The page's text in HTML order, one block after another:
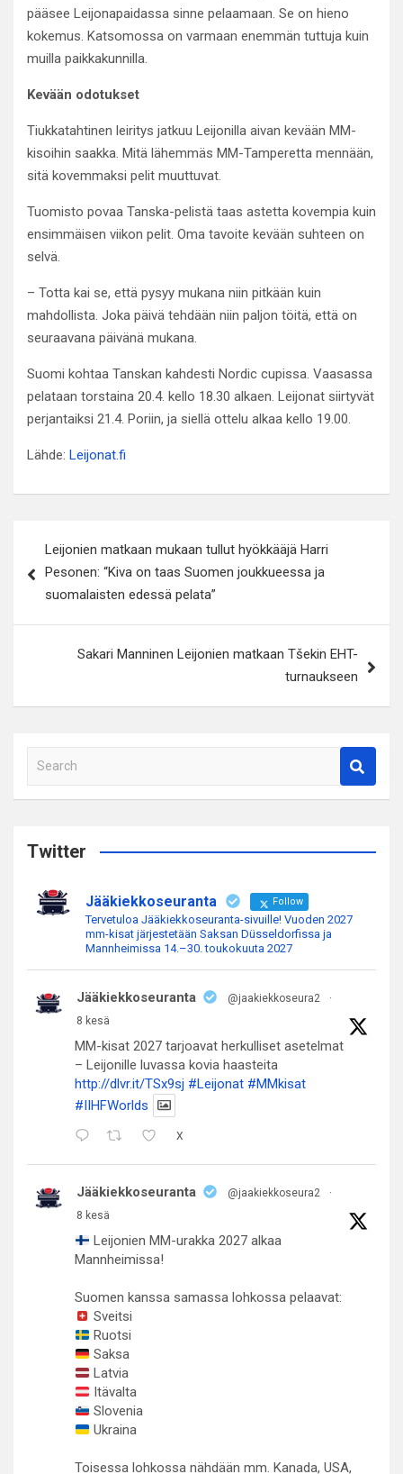
pääsee Leijonapaidassa sinne pelaamaan. Se on hieno
kokemus. Katsomossa on varmaan enemmän tuttuja kuin
muilla paikkakunnilla.
Kevään odotukset
Tiukkatahtinen leiritys jatkuu Leijonilla aivan kevään MM-
kisoihin saakka. Mitä lähemmäs MM-Tamperetta mennään,
sitä kovemmaksi pelit muuttuvat.
Tuomisto povaa Tanska-pelistä taas astetta kovempia kuin
ensimmäisen viikon pelit. Oma tavoite kevään suhteen on
selvä.
– Totta kai se, että pysyy mukana niin pitkään kuin
mahdollista. Joka päivä tehdään niin paljon töitä, että on
seuraavana päivänä mukana.
Suomi kohtaa Tanskan kahdesti Nordic cupissa. Vaasassa
pelataan torstaina 20.4. kello 18.30 alkaen. Leijonat siirtyvät
perjantaiksi 21.4. Poriin, ja siellä ottelu alkaa kello 19.00.
Lähde: Leijonat.fi
selaus
Leijonien matkaan mukaan tullut hyökkääjä Harri
Pesonen: “Kiva on taas Suomen joukkueessa ja
suomalaisten edessä pelata”
Sakari Manninen Leijonien matkaan Tšekin EHT-
turnaukseen
a
c
Twitter
Jääkiekkoseuranta Follow
Tervetuloa Jääkiekkoseuranta-sivuille! Vuoden 2027
mm-kisat järjestetään Saksan Düsseldorfissa ja
Mannheimissa 14.–30. toukokuuta 2027
Jääkiekkoseuranta @jaakiekkoseura2
·
8 kesä
MM-kisat 2027 tarjoavat herkulliset asetelmat
– Leijonille luvassa kovia haasteita
http://dlvr.it/TSx9sj #Leijonat #MMkisat
#IIHFWorlds
X
Jääkiekkoseuranta @jaakiekkoseura2
·
8 kesä
Leijonien MM-urakka 2027 alkaa
Mannheimissa!
Suomen kanssa samassa lohkossa pelaavat:
Sveitsi
Ruotsi
Saksa
Latvia
Itävalta
Slovenia
Ukraina
Toisessa lohkossa nähdään mm. Kanada, USA,